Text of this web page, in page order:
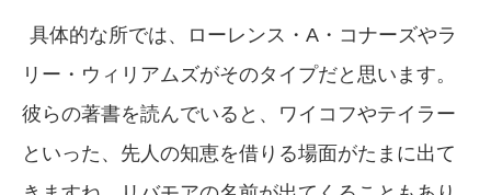
具体的な所では、ローレンス・A・コナーズやラ
リー・ウィリアムズがそのタイプだと思います。
彼らの著書を読んでいると、ワイコフやテイラー
といった、先人の知恵を借りる場面がたまに出て